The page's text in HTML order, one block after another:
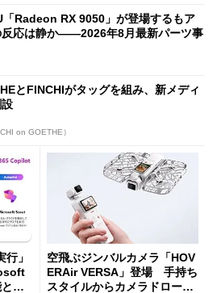
「Radeon RX 9050」が登場するもア
反応は静か――2026年8月最新パーツ事
とFINCHIがタッグを組み、新メディ
on GOETHE）
行」
エ
空飛ぶジンバルカメラ「HOV
ERAir VERSA」登場 手持ち
スタイルからカメラドローン